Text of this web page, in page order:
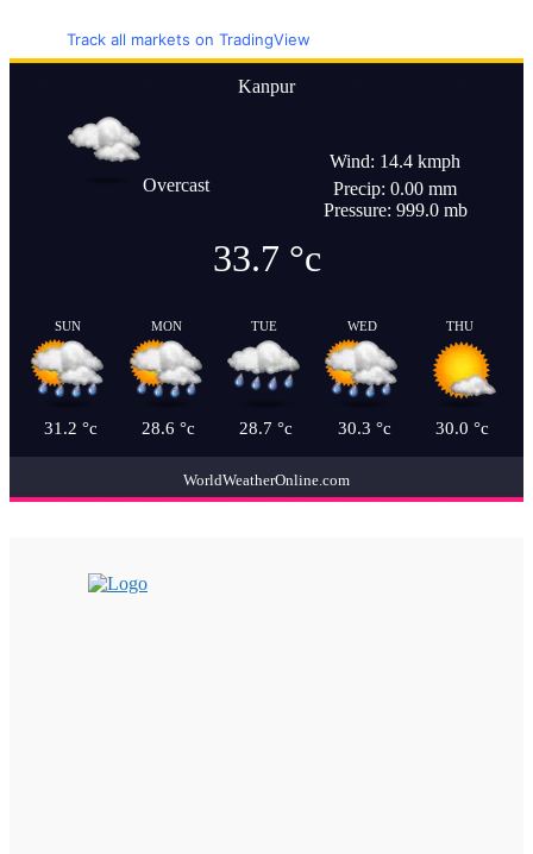
Track all markets on TradingView
Kanpur
Overcast
Wind: 14.4 kmph
Precip: 0.00 mm
Pressure: 999.0 mb
33.7 °c
SUN
31.2 °c
MON
28.6 °c
TUE
28.7 °c
WED
30.3 °c
THU
30.0 °c
WorldWeatherOnline.com